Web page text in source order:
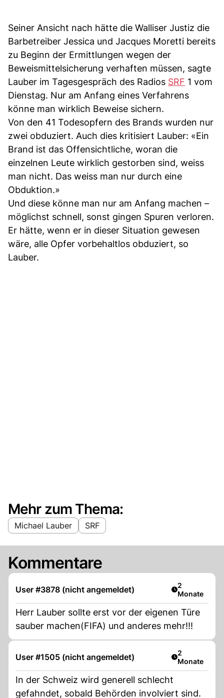
Seiner Ansicht nach hätte die Walliser Justiz die
Barbetreiber Jessica und Jacques Moretti bereits
zu Beginn der Ermittlungen wegen der
Beweismittelsicherung verhaften müssen, sagte
Lauber im Tagesgespräch des Radios SRF 1 vom
Dienstag. Nur am Anfang eines Verfahrens
könne man wirklich Beweise sichern.
Von den 41 Todesopfern des Brands wurden nur
zwei obduziert. Auch dies kritisiert Lauber: «Ein
Brand ist das Offensichtliche, woran die
einzelnen Leute wirklich gestorben sind, weiss
man nicht. Das weiss man nur durch eine
Obduktion.»
Und diese könne man nur am Anfang machen –
möglichst schnell, sonst gingen Spuren verloren.
Er hätte, wenn er in dieser Situation gewesen
wäre, alle Opfer vorbehaltlos obduziert, so
Lauber.
Mehr zum Thema:
Michael Lauber SRF
Kommentare
User #3878 (nicht angemeldet) Artikel
2
Monate
Herr Lauber sollte erst vor der eigenen Türe
sauber machen(FIFA) und anderes mehr!!!
User #1505 (nicht angemeldet) Artikel
2
Monate
In der Schweiz wird generell schlecht
gefahndet, sobald Behörden involviert sind.